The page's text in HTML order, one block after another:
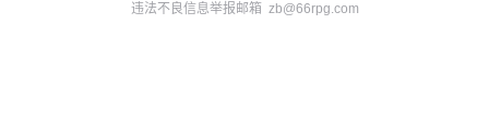
违法不良信息举报邮箱 zb@66rpg.com